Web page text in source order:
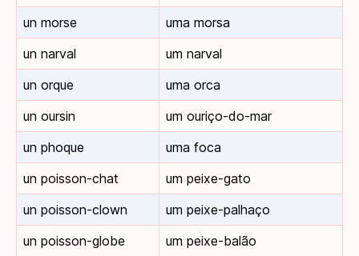
un morse
uma morsa
un narval
um narval
un orque
uma orca
un oursin
um ouriço-do-mar
un phoque
uma foca
un poisson-chat
um peixe-gato
un poisson-clown
um peixe-palhaço
un poisson-globe
um peixe-balão